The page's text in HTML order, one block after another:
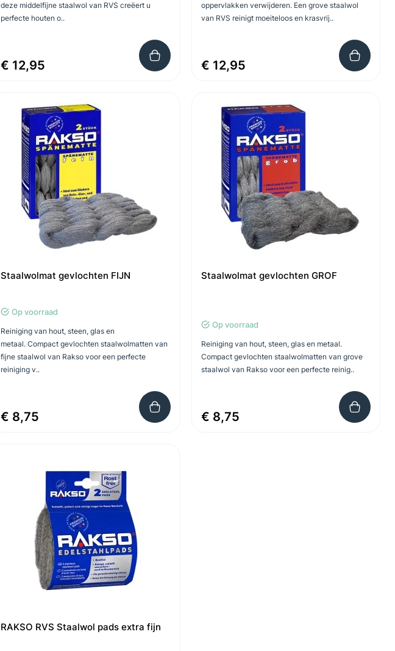
deze middelfijne staalwol van RVS creëert u
perfecte houten o..
€ 12,95
oppervlakken verwijderen. Een grove staalwol
van RVS reinigt moeiteloos en krasvrij..
€ 12,95
Staalwolmat gevlochten FIJN
Op voorraad
Reiniging van hout, steen, glas en
metaal. Compact gevlochten staalwolmatten van
fijne staalwol van Rakso voor een perfecte
reiniging v..
€ 8,75
Staalwolmat gevlochten GROF
Op voorraad
Reiniging van hout, steen, glas en metaal.
Compact gevlochten staalwolmatten van grove
staalwol van Rakso voor een perfecte reinig..
€ 8,75
RAKSO RVS Staalwol pads extra fijn